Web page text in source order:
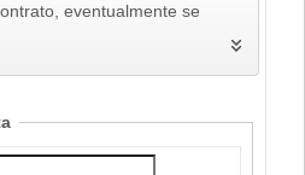
eventualmente se